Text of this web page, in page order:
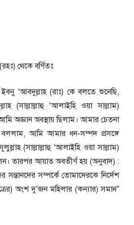
থেকে বর্ণিতঃ
‘আবদুল্লাহ (রাঃ) কে বলতে শুনেছি,
(সাল্লাল্লাহু ‘আলাইহি ওয়া সাল্লাম)
অজ্ঞান অবস্থায় ছিলাম। আমার চেতনা
আমি আমার ধন-সম্পদ প্রসঙ্গে
(সাল্লাল্লাহু ‘আলাইহি ওয়া সাল্লাম)
তারপর আয়াত অবতীর্ণ হয় (অনুবাদ) :
সন্তানদের সম্পর্কে তোমাদেরকে নির্দেশ
অংশ দু’জন মহিলার (কন্যার) সমান”